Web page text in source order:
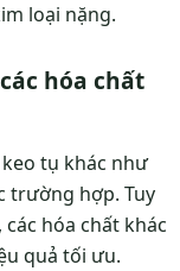
loại nặng.
hóa chất
tụ khác như
trường hợp. Tuy
hóa chất khác
quả tối ưu.